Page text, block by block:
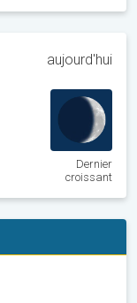
aujourd'hui
Dernier
croissant